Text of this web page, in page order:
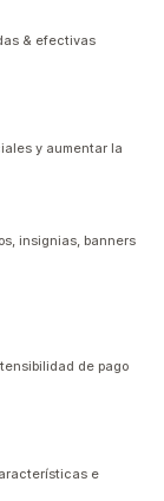
& efectivas
y aumentar la
insignias, banners
de pago
e